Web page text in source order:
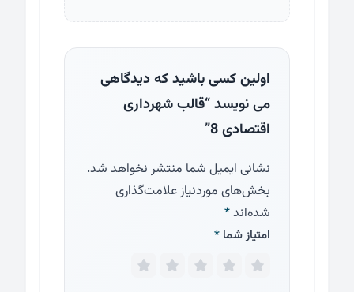
اولین کسی باشید که دیدگاهی
می نویسد “قالب شهرداری
اقتصادی 8”
نشانی ایمیل شما منتشر نخواهد شد.
بخش‌های موردنیاز علامت‌گذاری
شده‌اند*
امتیاز شما *